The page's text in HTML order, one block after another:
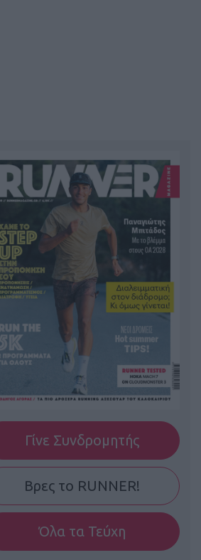
Γίνε Συνδρομητής
Βρες το RUNNER!
Όλα τα Τεύχη